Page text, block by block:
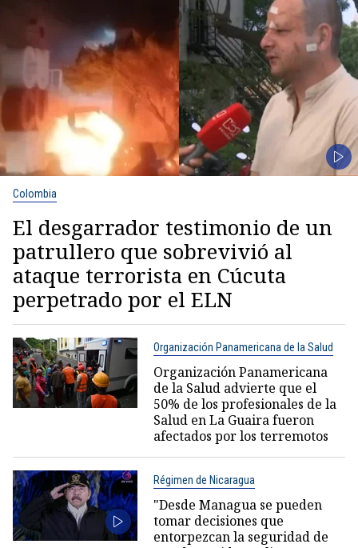
Colombia
El desgarrador testimonio de un
patrullero que sobrevivió al
ataque terrorista en Cúcuta
perpetrado por el ELN
Organización Panamericana de la Salud
Organización Panamericana
de la Salud advierte que el
50% de los profesionales de la
Salud en La Guaira fueron
afectados por los terremotos
Régimen de Nicaragua
"Desde Managua se pueden
tomar decisiones que
entorpezcan la seguridad de